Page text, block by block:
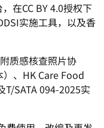
在CC BY 4.0授权下
实施工具，以及香
质感核查照片协
、HK Care Food
SATA 094-2025实